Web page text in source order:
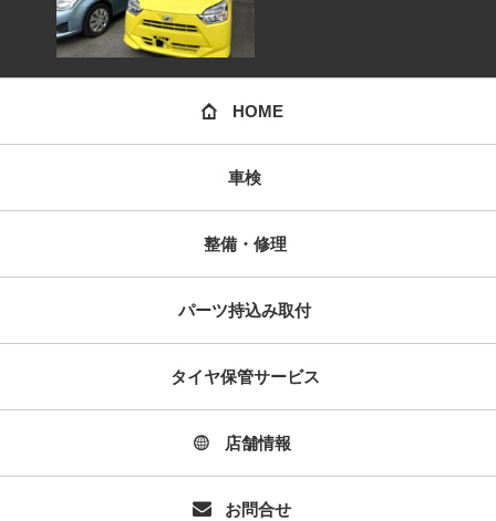
HOME
車検
整備・修理
パーツ持込み取付
タイヤ保管サービス
店舗情報
お問合せ